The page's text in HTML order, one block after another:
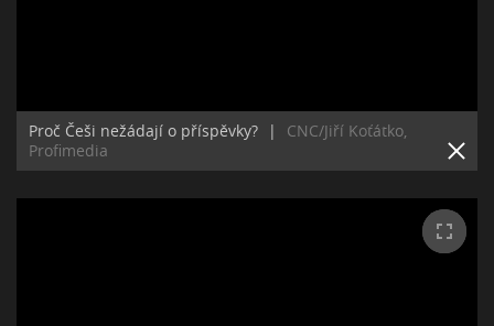
Proč Češi nežádají o příspěvky? |
CNC/Jiří Koťátko,
Profimedia